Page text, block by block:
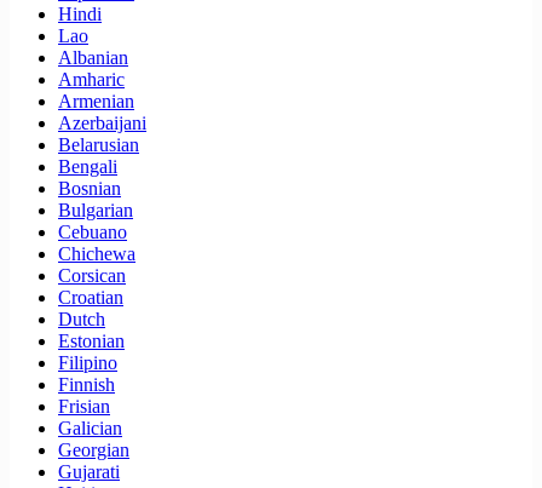
Hindi
Lao
Albanian
Amharic
Armenian
Azerbaijani
Belarusian
Bengali
Bosnian
Bulgarian
Cebuano
Chichewa
Corsican
Croatian
Dutch
Estonian
Filipino
Finnish
Frisian
Galician
Georgian
Gujarati